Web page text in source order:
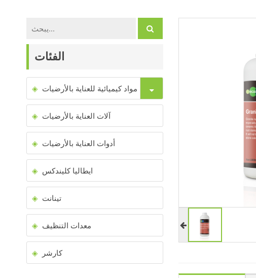
الفئات
مواد كيميائية للعناية بالأرضيات
آلات العناية بالأرضيات
أدوات العناية بالأرضيات
ايطاليا كليندكس
تينانت
معدات التنظيف
كارشر